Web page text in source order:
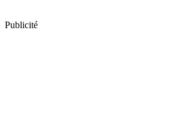
Publicité